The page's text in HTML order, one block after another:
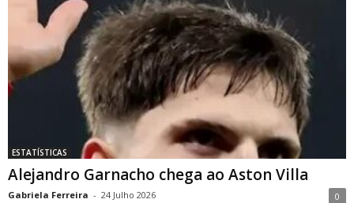
ESTATÍSTICAS
Alejandro Garnacho chega ao Aston Villa
Gabriela Ferreira - 24 Julho 2026 0